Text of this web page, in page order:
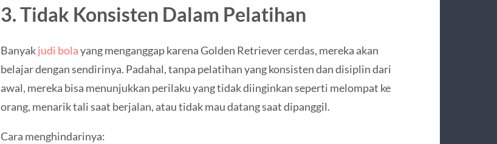
3. Tidak Konsisten Dalam Pelatihan
Banyakjudi bolayang menganggap karena Golden Retriever cerdas, mereka akan
belajar dengan sendirinya. Padahal, tanpa pelatihan yang konsisten dan disiplin dari
awal, mereka bisa menunjukkan perilaku yang tidak diinginkan seperti melompat ke
orang, menarik tali saat berjalan, atau tidak mau datang saat dipanggil.
Cara menghindarinya: